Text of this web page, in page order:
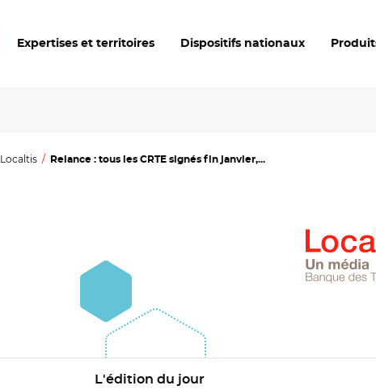
Expertises et territoires Dispositifs nationaux
Localtis Relance : tous les CRTE signés fin janvier,...
L'édition du jour